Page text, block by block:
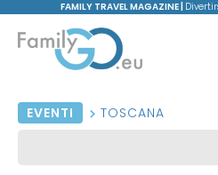
FAMILY TRAVEL MAGAZINE |
EVENTI TOSCANA